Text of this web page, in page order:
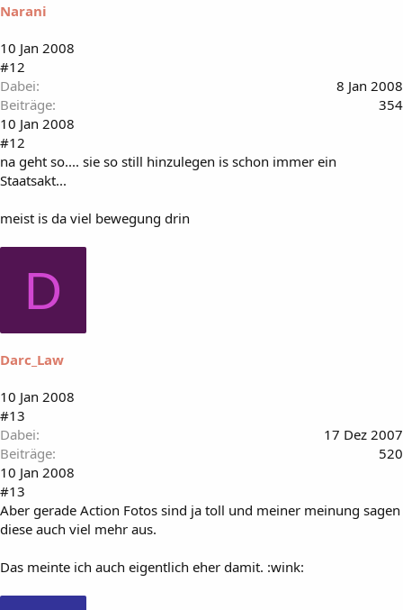
Narani
10 Jan 2008
#12
Dabei
8 Jan 2008
Beiträge
354
10 Jan 2008
#12
na geht so.... sie so still hinzulegen is schon immer ein
Staatsakt...
meist is da viel bewegung drin
D
Darc_Law
10 Jan 2008
#13
Dabei
17 Dez 2007
Beiträge
520
10 Jan 2008
#13
Aber gerade Action Fotos sind ja toll und meiner meinung sagen
diese auch viel mehr aus.
Das meinte ich auch eigentlich eher damit. :wink: